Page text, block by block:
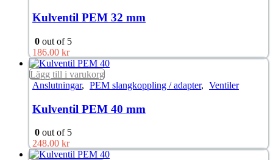
Kulventil PEM 32 mm
0 out of 5
186.00 kr
Lägg till i varukorg
Anslutningar, PEM slangkoppling / adapter, Ventiler
Kulventil PEM 40 mm
0 out of 5
248.00 kr